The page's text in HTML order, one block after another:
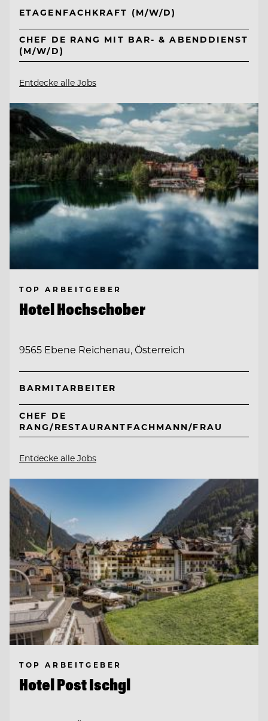
ETAGENFACHKRAFT (M/W/D)
CHEF DE RANG MIT BAR- & ABENDDIENST
(M/W/D)
Entdecke alle Jobs
TOP ARBEITGEBER
Hotel Hochschober
9565 Ebene Reichenau, Österreich
BARMITARBEITER
CHEF DE
RANG/RESTAURANTFACHMANN/FRAU
Entdecke alle Jobs
TOP ARBEITGEBER
Hotel Post Ischgl